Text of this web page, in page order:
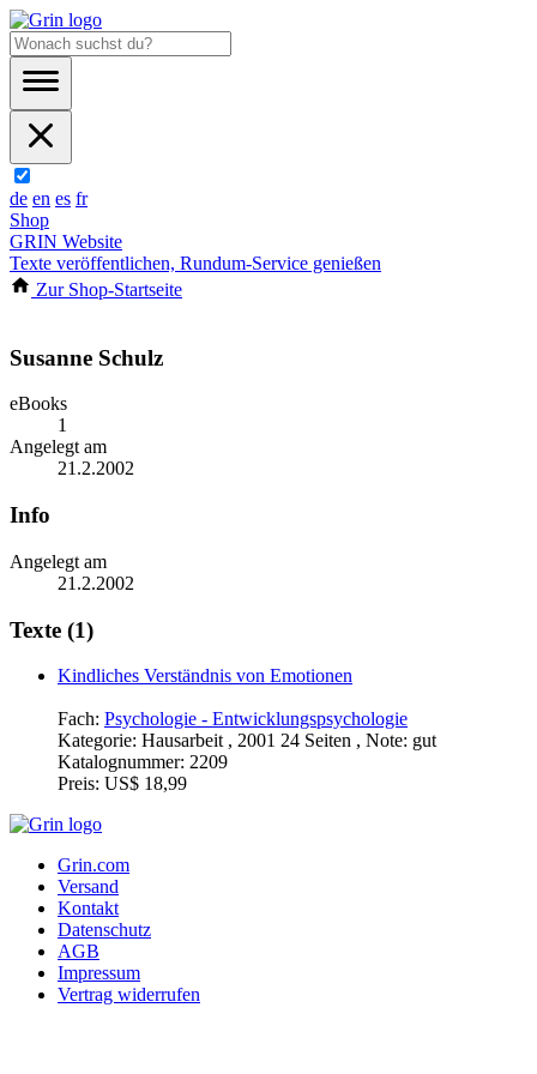
de en es fr
Shop
GRIN Website
Texte veröffentlichen, Rundum-Service genießen
Zur Shop-Startseite
Susanne Schulz
eBooks
1
Angelegt am
21.2.2002
Info
Angelegt am
21.2.2002
Texte (1)
Kindliches Verständnis von Emotionen
Fach: Psychologie - Entwicklungspsychologie
Kategorie: Hausarbeit , 2001 24 Seiten , Note: gut
Katalognummer: 2209
Preis: US$ 18,99
Grin.com
Versand
Kontakt
Datenschutz
AGB
Impressum
Vertrag widerrufen